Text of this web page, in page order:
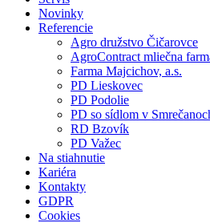
Novinky
Referencie
Agro družstvo Čičarovce
AgroContract mliečna
Farma Majcichov, a.s.
PD Lieskovec
PD Podolie
PD so sídlom v
RD Bzovík
PD Važec
Na stiahnutie
Kariéra
Kontakty
GDPR
Cookies